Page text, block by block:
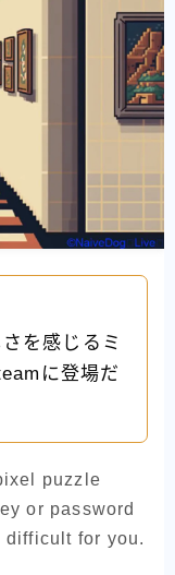
を感じるミ
に登場だ
puzzle
or password
for you.